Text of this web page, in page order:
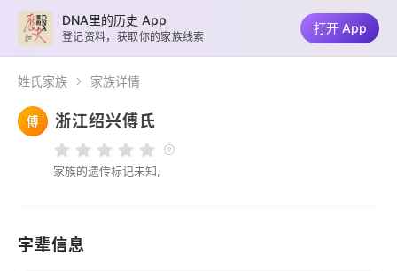
姓氏家族 家族详情
傅 浙江绍兴傅氏
家族的遗传标记未知,
字辈信息
DNA里的历史 App
登记资料，获取你的家族线索
打开 App